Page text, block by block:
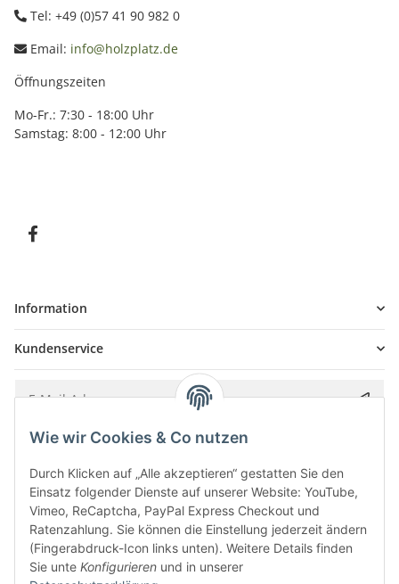
Tel: +49 (0)57 41 90 982 0
Email: info@holzplatz.de
Öffnungszeiten
Mo-Fr.: 7:30 - 18:00 Uhr
Samstag: 8:00 - 12:00 Uhr
Information
Kundenservice
Bitte senden Sie mir entsprechend IhrerDatenschutzerklärung
Wie wir Cookies & Co nutzen
Durch Klicken auf „Alle akzeptieren“ gestatten Sie den
Einsatz folgender Dienste auf unserer Website: YouTube,
Vimeo, ReCaptcha, PayPal Express Checkout und
Ratenzahlung. Sie können die Einstellung jederzeit ändern
(Fingerabdruck-Icon links unten). Weitere Details finden
Sie unte Konfigurieren und in unserer